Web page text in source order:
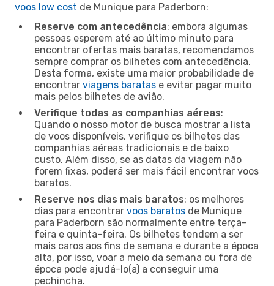
voos low cost de Munique para Paderborn:
Reserve com antecedência: embora algumas
pessoas esperem até ao último minuto para
encontrar ofertas mais baratas, recomendamos
sempre comprar os bilhetes com antecedência.
Desta forma, existe uma maior probabilidade de
encontrar viagens baratas e evitar pagar muito
mais pelos bilhetes de avião.
Verifique todas as companhias aéreas:
Quando o nosso motor de busca mostrar a lista
de voos disponíveis, verifique os bilhetes das
companhias aéreas tradicionais e de baixo
custo. Além disso, se as datas da viagem não
forem fixas, poderá ser mais fácil encontrar voos
baratos.
Reserve nos dias mais baratos: os melhores
dias para encontrar voos baratos de Munique
para Paderborn são normalmente entre terça-
feira e quinta-feira. Os bilhetes tendem a ser
mais caros aos fins de semana e durante a época
alta, por isso, voar a meio da semana ou fora de
época pode ajudá-lo(a) a conseguir uma
pechincha.